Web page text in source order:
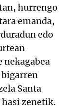
hurrengo
emanda,
edo
bigarren
Santa
zenetik.